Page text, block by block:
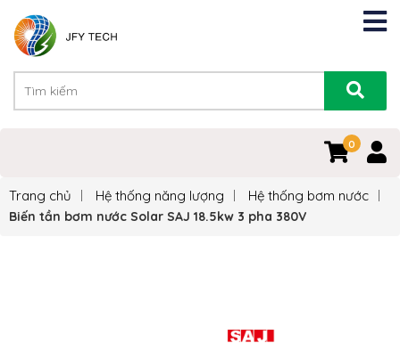
0
Trang chủ Hệ thống năng lượng Hệ thống bơm nước
Biến tần bơm nước Solar SAJ 18.5kw 3 pha 380V